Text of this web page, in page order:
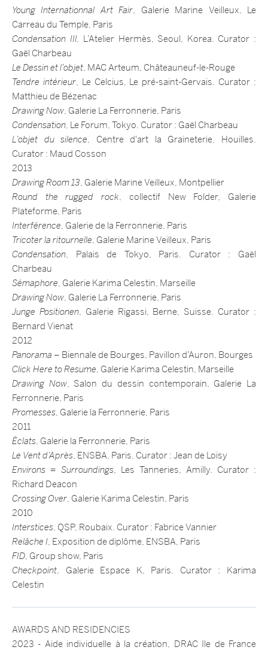
Young Internationnal Art Fair, Galerie Marine Veilleux, Le
Carreau du Temple, Paris
Condensation III, L’Atelier Hermès, Seoul, Korea. Curator :
Gaël Charbeau
Le Dessin et l’objet, MAC Arteum, Châteauneuf-le-Rouge
Tendre intérieur, Le Celcius, Le pré-saint-Gervais. Curator :
Matthieu de Bézenac
Drawing Now, Galerie La Ferronnerie, Paris
Condensation, Le Forum, Tokyo. Curator : Gaël Charbeau
L’objet du silence, Centre d'art la Graineterie, Houilles.
Curator : Maud Cosson
2013
Drawing Room 13, Galerie Marine Veilleux, Montpellier
Round the rugged rock, collectif New Folder, Galerie
Plateforme, Paris
Interférence, Galerie de la Ferronnerie, Paris
Tricoter la ritournelle, Galerie Marine Veilleux, Paris
Condensation, Palais de Tokyo, Paris. Curator : Gaël
Charbeau
Sémaphore, Galerie Karima Celestin, Marseille
Drawing Now, Galerie La Ferronnerie, Paris
Junge Positionen, Galerie Rigassi, Berne, Suisse. Curator :
Bernard Vienat
2012
Panorama – Biennale de Bourges, Pavillon d’Auron, Bourges
Click Here to Resume, Galerie Karima Celestin, Marseille
Drawing Now, Salon du dessin contemporain, Galerie La
Ferronnerie, Paris
Promesses, Galerie la Ferronnerie, Paris
2011
Éclats, Galerie la Ferronnerie, Paris
Le Vent d’Après, ENSBA, Paris. Curator : Jean de Loisy
Environs = Surroundings, Les Tanneries, Amilly. Curator :
Richard Deacon
Crossing Over, Galerie Karima Celestin, Paris
2010
Interstices, QSP, Roubaix. Curator : Fabrice Vannier
Relâche I, Exposition de diplôme, ENSBA, Paris
FID, Group show, Paris
Checkpoint, Galerie Espace K, Paris. Curator : Karima
Celestin
AWARDS AND RESIDENCIES
2023 - Aide individuelle à la création, DRAC Ile de France